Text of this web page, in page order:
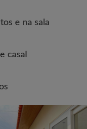
e na sala
casal